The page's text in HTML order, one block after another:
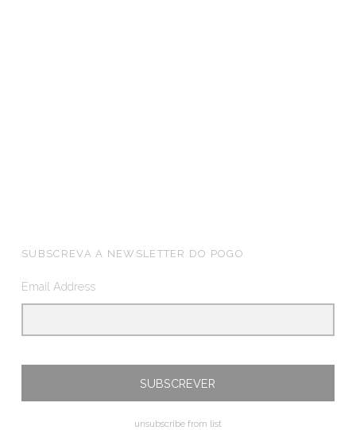
FOOTER SIDEBAR
SUBSCREVA A NEWSLETTER DO POGO
Email Address
unsubscribe from list